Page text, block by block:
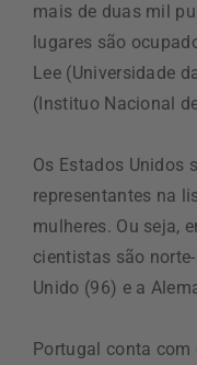
mais de duas mil
lugares são
Lee (Universidade
(Instituo Nacional
Os Estados Unidos
representantes na
mulheres. Ou seja,
cientistas são
Unido (96) e a
Portugal conta